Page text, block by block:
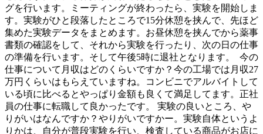
グを行います。ミーティングが終わったら、実験を開始しま
す。実験がひと段落したところで15分休憩を挟んで、先ほど
集めた実験データをまとめます。お昼休憩を挟んでから薬事
書類の確認をして、それから実験を行ったり、次の日の仕事
の準備を行います。そして午後5時に退社となります。 今の
仕事について月収はどのくらいですか？今の工場では月収27
万円くらいはもらえていますね。コンビニでアルバイトして
いる頃に比べるとやっぱり金額も良くて満足してます。正社
員の仕事に転職して良かったです。 実験の良いところ、や
りがいはなんですか？やりがいですかー。実験自体というよ
りかは、自分が普段実験を行い、検査している商品がお店に